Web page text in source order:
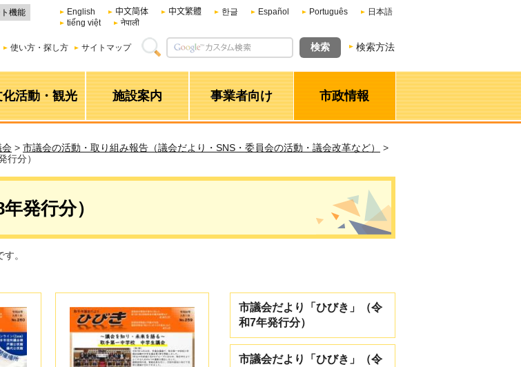
機能 English 中文简体 中文繁體 한글 Español Português
日本語
tiếng việt
नेपाली
使い方・探し方 サイトマップ 検索方法
化活動・観光 施設案内 事業者向け 市政情報
会 > 市議会の活動・取り組み報告（議会だより・SNS・委員会の活動・議会改革など）
>
行分）
発行分）
。
市議会だより「ひびき」（令
和7年発行分）
市議会だより「ひびき」（令